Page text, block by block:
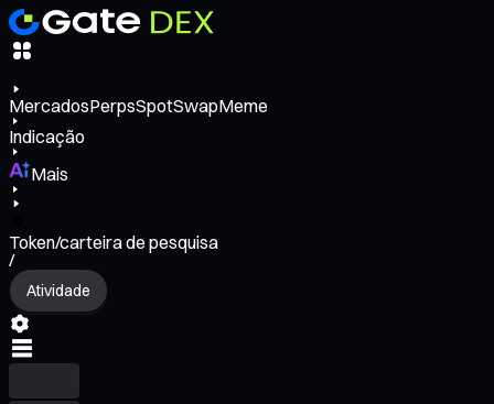
MercadosPerpsSpotSwapMeme
Indicação
Mais
Token/carteira de pesquisa
/
Atividade